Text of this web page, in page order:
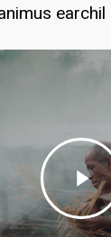
earchil
Play